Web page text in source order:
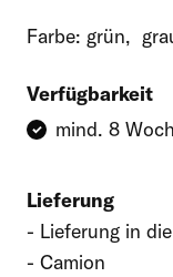
Nachname
E-Mail-Adresse
Farbe: grün,
Verfügbarkeit
mind. 8
Lieferung
Lieferung in
Camion